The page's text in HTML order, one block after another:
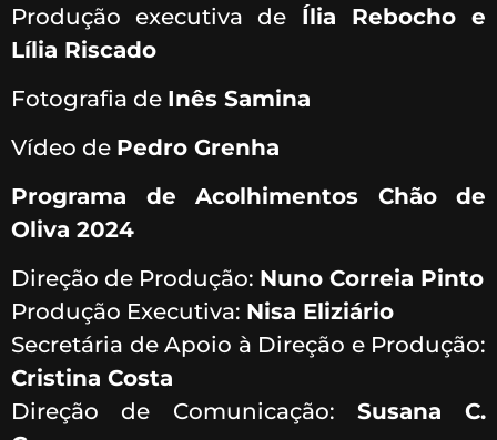
Produção executiva de Ília Rebocho e
Lília Riscado
Fotografia de Inês Samina
Vídeo de Pedro Grenha
Programa de Acolhimentos Chão de
Oliva 2024
Direção de Produção: Nuno Correia Pinto
Produção Executiva: Nisa Eliziário
Secretária de Apoio à Direção e Produção:
Cristina Costa
Direção de Comunicação: Susana C.